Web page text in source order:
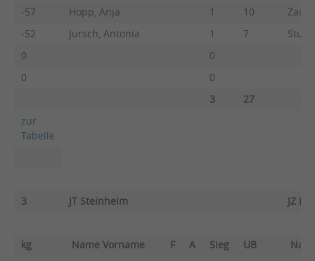
-57
Hopp, Anja 1 10
-52
Jursch, Antonia 1 7
0
0
0
0
3
27
zur
Tabelle
3 JT Steinheim JZ
kg Name Vorname F A Sieg UB